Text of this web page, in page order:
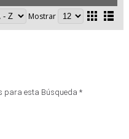
Mostrar
para esta Búsqueda *